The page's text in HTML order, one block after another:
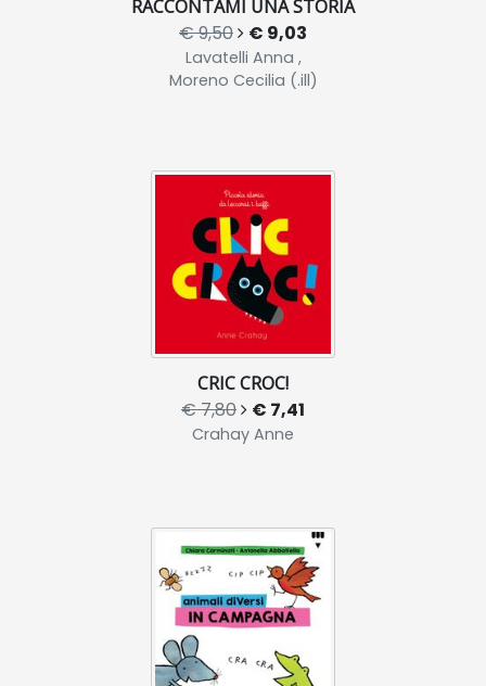
RACCONTAMI UNA STORIA
€ 9,50 € 9,03
Lavatelli Anna ,
Moreno Cecilia (.ill)
CRIC CROC!
€ 7,80 € 7,41
Crahay Anne